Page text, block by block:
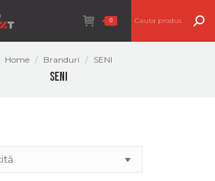
0
You are here:
Home Branduri SENI
SENI